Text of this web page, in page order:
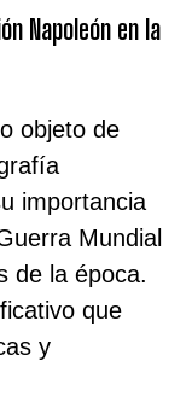
Napoleón en la
objeto de
importancia
Mundial
de la época.
que
y